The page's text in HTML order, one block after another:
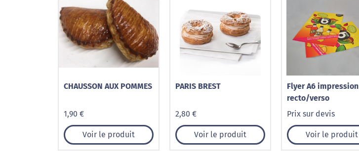
CHAUSSON AUX POMMES
1,90 €
Voir le produit
PARIS BREST
2,80 €
Voir le produit
Flyer A6 impression
recto/verso
Prix sur devis
Voir le produit